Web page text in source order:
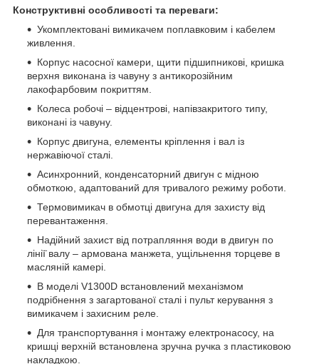
Конструктивні особливості та переваги:
Укомплектовані вимикачем поплавковим і кабелем
живлення.
Корпус насосної камери, щити підшипникові, кришка
верхня виконана із чавуну з антикорозійним
лакофарбовим покриттям.
Колеса робочі – відцентрові, напівзакритого типу,
виконані із чавуну.
Корпус двигуна, елементы кріплення і вал із
нержавіючої сталі.
Асинхронний, конденсаторний двигун с мідною
обмоткою, адаптований для тривалого режиму роботи.
Термовимикач в обмотці двигуна для захисту від
перевантаження.
Надійний захист від потрапляння води в двигун по
лінії̈ валу – армована манжета, ущільнення торцеве в
масляній камері.
В моделі V1300D встановлений механізмом
подрібнення з загартованої сталі і пульт керування з
вимикачем і захисним реле.
Для транспортування і монтажу електронасосу, на
кришці верхній встановлена зручна ручка з пластиковою
накладкою.